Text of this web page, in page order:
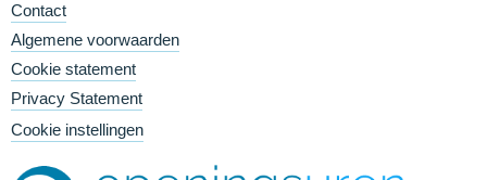
Contact
Algemene voorwaarden
Cookie statement
Privacy Statement
Cookie instellingen